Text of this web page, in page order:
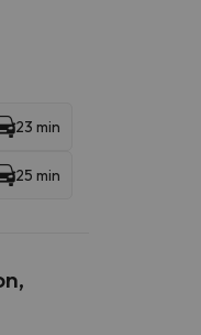
23 min
25 min